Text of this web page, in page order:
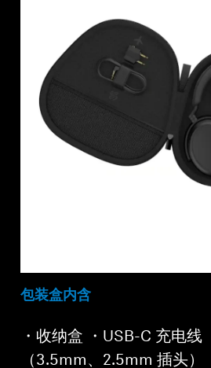
包装盒内含
・收纳盒 ・USB-C 充电线
（3.5mm、2.5mm 插头）